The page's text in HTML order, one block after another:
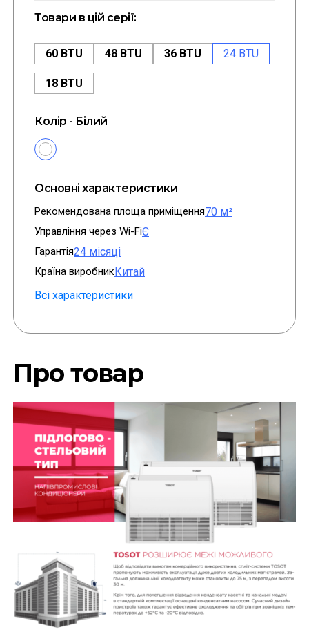
Товари в цій серії:
60 BTU 48 BTU 36 BTU 24 BTU
18 BTU
Колір - Білий
Основні характеристики
Рекомендована площа приміщення70 м²
Управління через Wi-FiЄ
Гарантія24 місяці
Країна виробникКитай
Всі характеристики
Про товар